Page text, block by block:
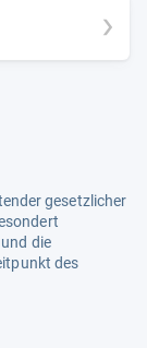
gesetzlicher
die
des